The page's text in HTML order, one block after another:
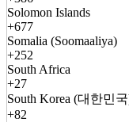
Solomon Islands
+677
Somalia (Soomaaliya)
+252
South Africa
+27
South Korea (대한민
+82